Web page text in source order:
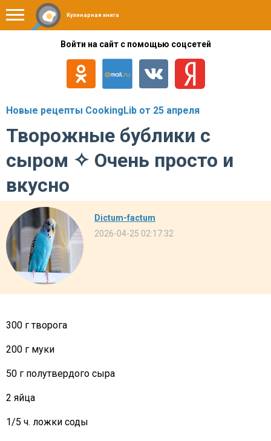
Кулинарная книга
Войти на сайт с помощью соцсетей
Новые рецепты CookingLib от 25 апреля
Творожные бублики с
сыром ✧ Очень просто и
вкусно
Dictum-factum
2026-04-25 02:17:32
300 г творога
200 г муки
50 г полутвердого сыра
2 яйца
1/5 ч. ложки соды